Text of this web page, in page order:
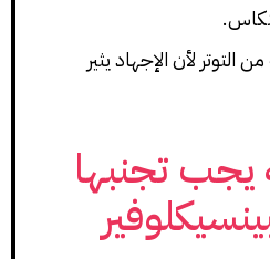
لأن الإجهاد يثير
يجب تجنبها